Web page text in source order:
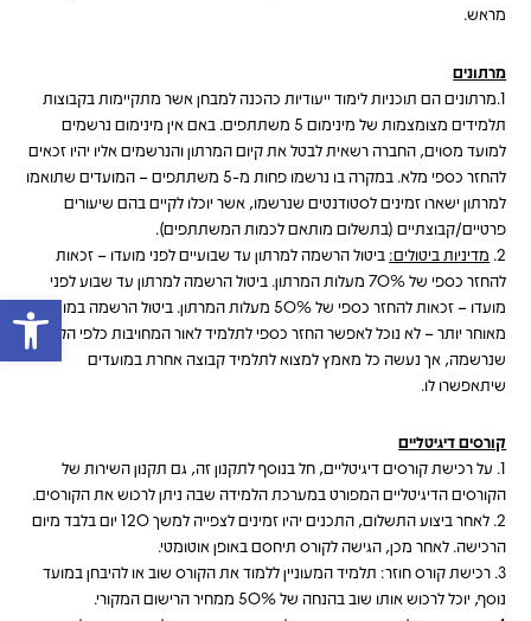
מראש.
מרתונים
1. מרתונים הם תוכניות לימוד ייעודיות כהכנה למבחן אשר מתקיימות בקבוצות
תלמידים מצומצמות של מינימום 5 משתתפים. באם אין מינימום נרשמים
למועד מסוים, החברה רשאית לבטל את קיום המרתון והנרשמים אליו יהיו זכאים
להחזר כספי מלא. במקרה בו נרשמו פחות מ-5 משתתפים – המועדים שתואמו
למרתון ישארו זמינים לסטודנטים שנרשמו, אשר יוכלו לקיים בהם שיעורים
פרטיים/קבוצתיים (בתשלום מותאם לכמות המשתתפים).
2. מדיניות ביטולים: ביטול הרשמה למרתון עד שבועיים לפני מועדו – זכאות
להחזר כספי של 70% מעלות המרתון. ביטול הרשמה למרתון עד שבוע לפני
מועדו – זכאות להחזר כספי של 50% מעלות המרתון. ביטול הרשמה במועד
מאוחר יותר – לא נוכל לאפשר החזר כספי לתלמיד לאור המחויבות כלפי הקבוצה
שנרשמה, אך נעשה כל מאמץ למצוא לתלמיד קבוצה אחרת במועדים
שיתאפשרו לו.
קורסים דיגיטליים
1. על רכישת קורסים דיגיטליים, חל בנוסף לתקנון זה, גם תקנון השירות של
הקורסים הדיגיטליים המפורט במערכת הלמידה שבה ניתן לרכוש את הקורסים.
2. לאחר ביצוע התשלום, התכנים יהיו זמינים לצפייה למשך 120 יום בלבד מיום
הרכישה. לאחר מכן, הגישה לקורס תיחסם באופן אוטומטי.
3. רכישת קורס חוזר: תלמיד המעוניין ללמוד את הקורס שוב או להיבחן במועד
נוסף, יוכל לרכוש אותו שוב בהנחה של 50% ממחיר הרישום המקורי.